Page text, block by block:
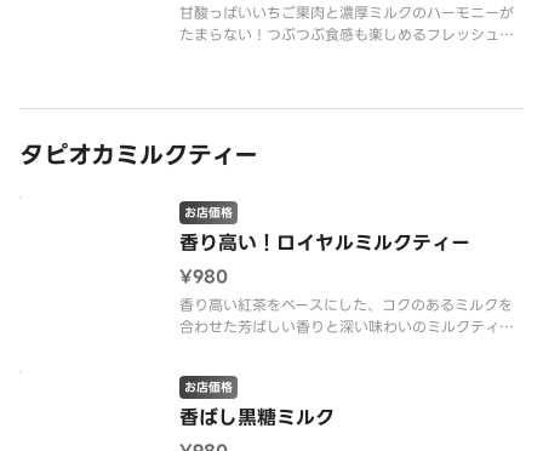
甘酸っぱいいちご果肉と濃厚ミルクのハーモニーが
たまらない！つぶつぶ食感も楽しめるフレッシュな
タピオカミルクティー
香り高い！ロイヤルミルクティー
お店価格
¥980
香り高い紅茶をベースにした、コクのあるミルクを
合わせた芳ばしい香りと深い味わいのミルクティ
香ばし黒糖ミルク
お店価格